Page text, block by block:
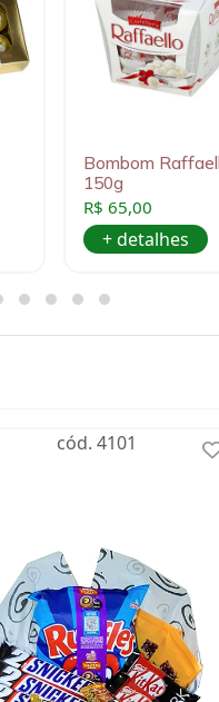
Bombom
150g
R$ 65,00
+ detalhes
cód. 4101